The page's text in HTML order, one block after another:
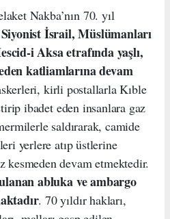
Nakba’nın 70. yıl
İsrail, Müslümanları
i Aksa etrafında yaşlı,
katliamlarına devam
kirli postallarla Kıble
ibadet eden insanlara gaz
saldırarak, camide
yerlere atıp üstlerine
kesmeden devam etmektedir.
abluka ve ambargo
. 70 yıldır hakları,